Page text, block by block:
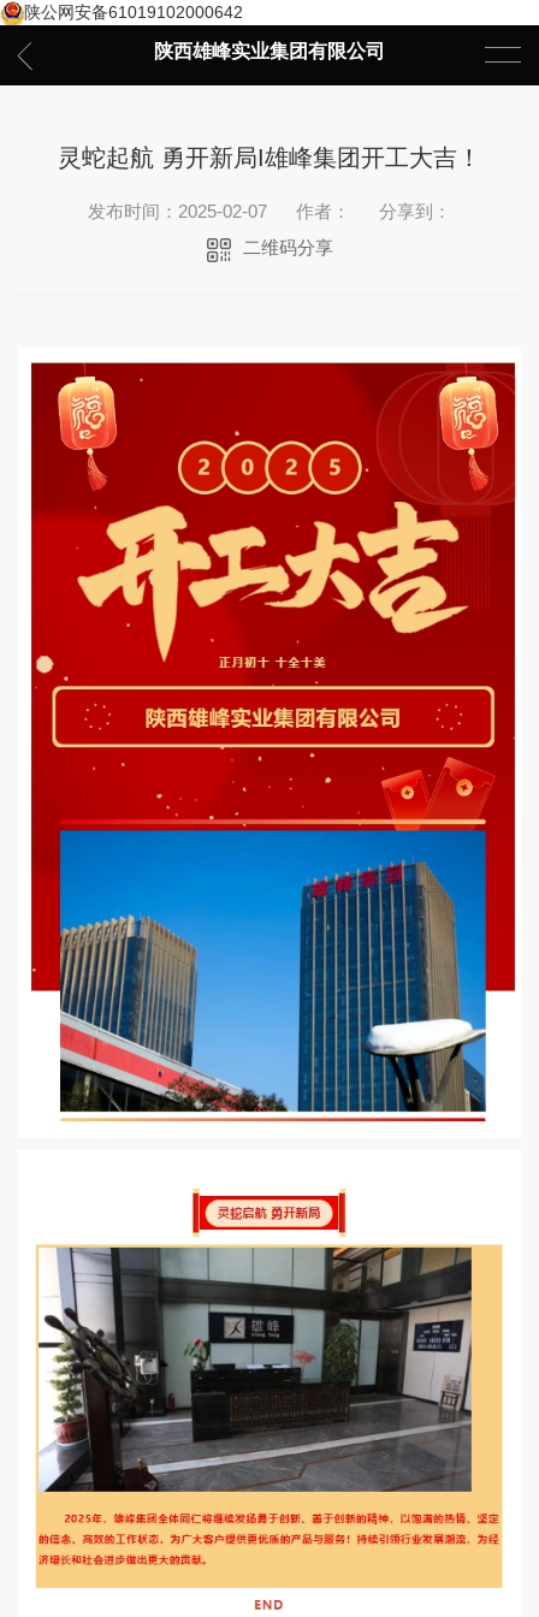
陕公网安备61019102000642
陕西雄峰实业集团有限公司
灵蛇起航 勇开新局I雄峰集团开工大吉！
发布时间：2025-02-07 作者：
分享到：
二维码分享